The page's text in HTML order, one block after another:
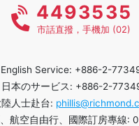
4493535
市話直撥，手機加 (02)
English Service: +886-2-
日本のサービス: +886-2-
陸人士赴台:
航空自由行、國際訂房專線: